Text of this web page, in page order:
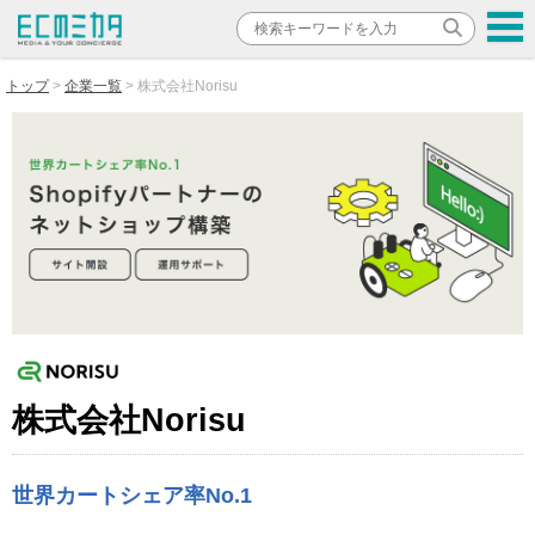
トップ 企業一覧 株式会社Norisu
株式会社Norisu
世界カートシェア率No.1